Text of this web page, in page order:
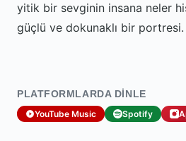
yitik bir sevginin insana neler
güçlü ve dokunaklı bir portresi.
PLATFORMLARDA DINLE
YouTube Music Spotify